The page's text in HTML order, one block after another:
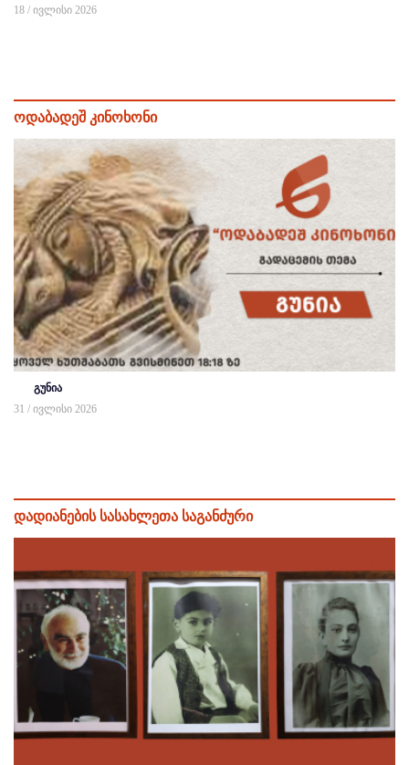
18 / ივლისი 2026
ოდაბადეშ კინოხონი
გუნია
31 / ივლისი 2026
დადიანების სასახლეთა საგანძური